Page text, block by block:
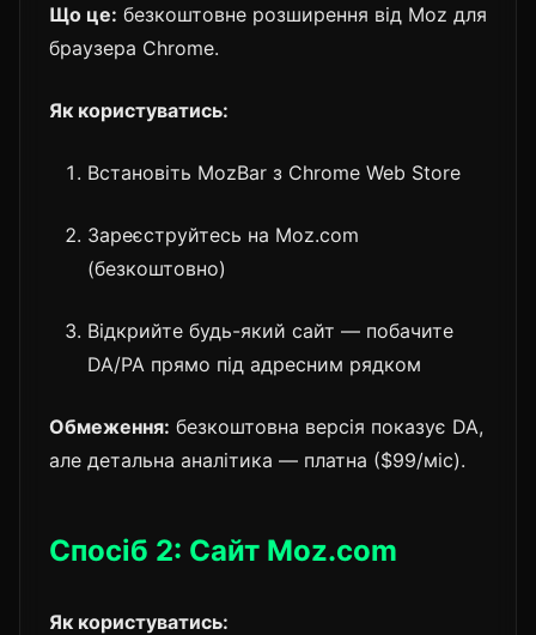
Що це: безкоштовне розширення від Moz для
браузера Chrome.
Як користуватись:
Встановіть MozBar з Chrome Web Store
Зареєструйтесь на Moz.com
(безкоштовно)
Відкрийте будь-який сайт — побачите
DA/PA прямо під адресним рядком
Обмеження: безкоштовна версія показує DA,
але детальна аналітика — платна ($99/міс).
Спосіб 2: Сайт Moz.com
Як користуватись: